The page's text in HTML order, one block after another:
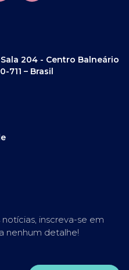
204 - Centro Balneário
711 – Brasil
inscreva-se em
nenhum detalhe!